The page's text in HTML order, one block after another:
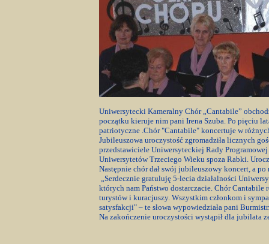
Uniwersytecki Kameralny Chór „Cantabile”
początku kieruje nim pani Irena Szuba. Po pięciu
patriotyczne .Chór "Cantabile" koncertuje w
Jubileuszowa uroczystość zgromadziła licznych
przedstawiciele Uniwersyteckiej Rady
Uniwersytetów Trzeciego Wieku spoza Rabki.
Następnie chór dał swój jubileuszowy koncert, a
„Serdecznie gratuluję 5-lecia działalności
których nam Państwo dostarczacie. Chór
turystów i kuracjuszy. Wszystkim członkom i
satysfakcji" – te słowa wypowiedziała pani
Na zakończenie uroczystości wystąpił dla jubilata